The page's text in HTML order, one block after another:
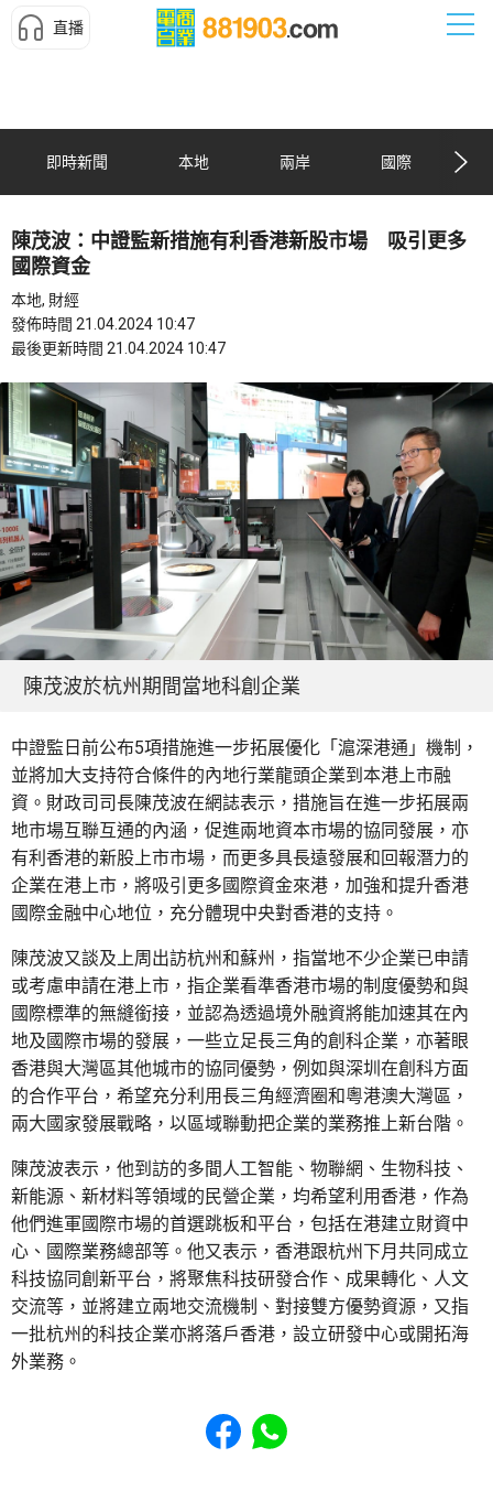
直播
即時新聞 本地 兩岸 國際
陳茂波：中證監新措施有利香港新股市場 吸引更多
國際資金
本地, 財經
發佈時間 21.04.2024 10:47
最後更新時間 21.04.2024 10:47
陳茂波於杭州期間當地科創企業
中證監日前公布5項措施進一步拓展優化「滬深港通」機制，
並將加大支持符合條件的內地行業龍頭企業到本港上市融
資。財政司司長陳茂波在網誌表示，措施旨在進一步拓展兩
地市場互聯互通的內涵，促進兩地資本市場的協同發展，亦
有利香港的新股上市市場，而更多具長遠發展和回報潛力的
企業在港上市，將吸引更多國際資金來港，加強和提升香港
國際金融中心地位，充分體現中央對香港的支持。
陳茂波又談及上周出訪杭州和蘇州，指當地不少企業已申請
或考慮申請在港上市，指企業看準香港市場的制度優勢和與
國際標準的無縫銜接，並認為透過境外融資將能加速其在內
地及國際市場的發展，一些立足長三角的創科企業，亦著眼
香港與大灣區其他城市的協同優勢，例如與深圳在創科方面
的合作平台，希望充分利用長三角經濟圈和粵港澳大灣區，
兩大國家發展戰略，以區域聯動把企業的業務推上新台階。
陳茂波表示，他到訪的多間人工智能、物聯網、生物科技、
新能源、新材料等領域的民營企業，均希望利用香港，作為
他們進軍國際市場的首選跳板和平台，包括在港建立財資中
心、國際業務總部等。他又表示，香港跟杭州下月共同成立
科技協同創新平台，將聚焦科技研發合作、成果轉化、人文
交流等，並將建立兩地交流機制、對接雙方優勢資源，又指
一批杭州的科技企業亦將落戶香港，設立研發中心或開拓海
外業務。
Share to Facebook
Share to WhatsApp